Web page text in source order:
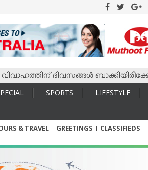
ദിവസങ്ങള്‍ ബാക്കിയിരിക്കേ
SPORTS LIFESTYLE
& TRAVEL GREETINGS CLASSIFIEDS